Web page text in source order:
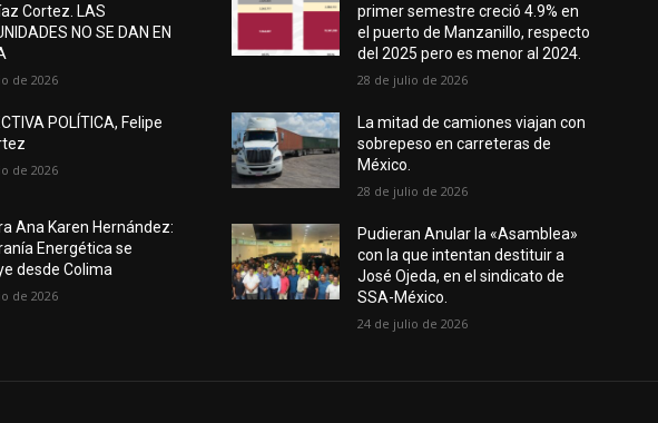
Cortez. LAS
NO SE DAN EN
de 2026
POLÍTICA, Felipe
de 2026
Ana Karen Hernández:
Energética se
desde Colima
de 2026
primer semestre creció 4.9% en
el puerto de Manzanillo, respecto
del 2025 pero es menor al 2024.
28 de julio de 2026
La mitad de camiones viajan con
sobrepeso en carreteras de
México.
28 de julio de 2026
Pudieran Anular la «Asamblea»
con la que intentan destituir a
José Ojeda, en el sindicato de
SSA-México.
24 de julio de 2026